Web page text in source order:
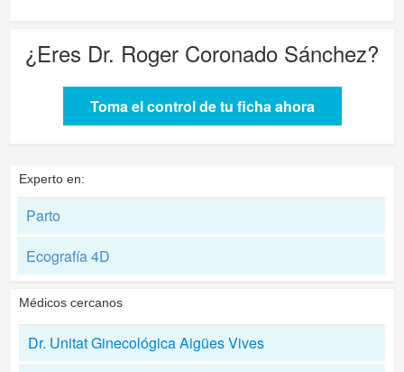
¿Eres Dr. Roger Coronado Sánchez?
Toma el control de tu ficha ahora
Experto en:
Parto
Ecografía 4D
Médicos cercanos
Dr. Unitat Ginecológica Aigües Vives